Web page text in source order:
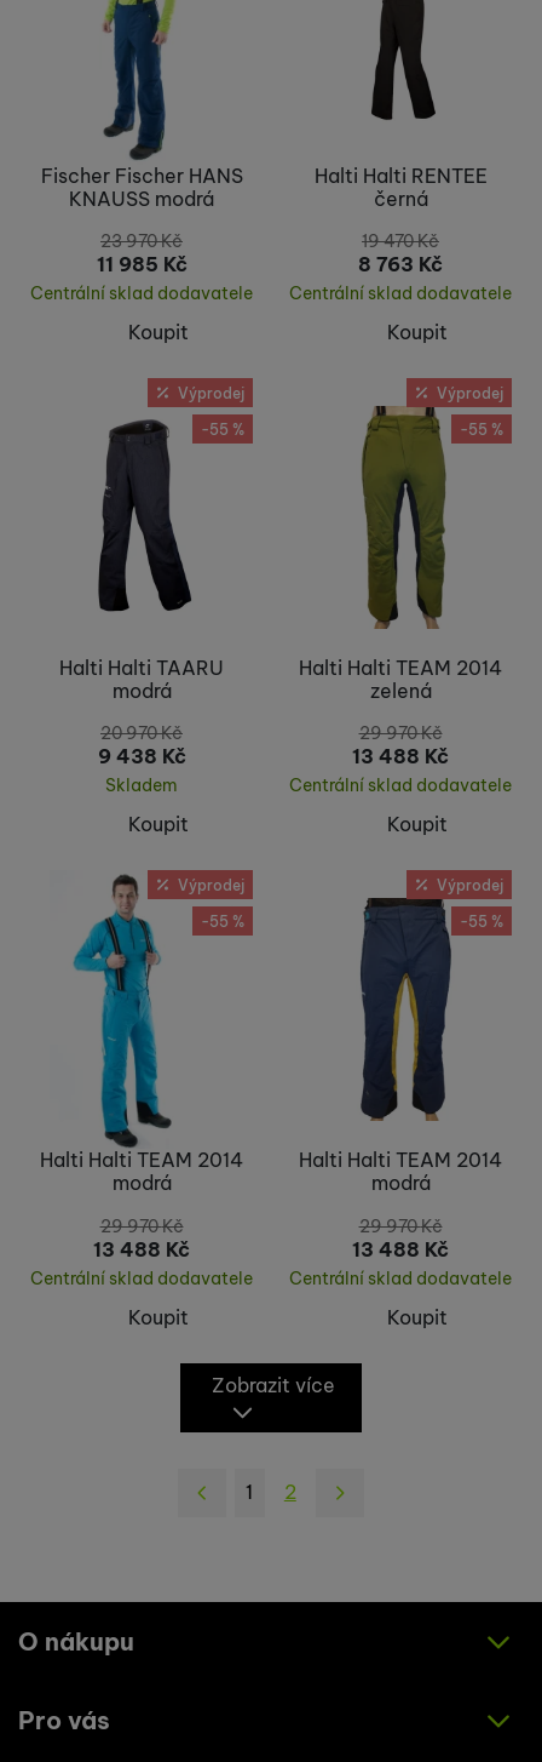
Fischer Fischer HANS
KNAUSS modrá
23 970Kč
11 985 Kč
Centrální sklad dodavatele
Koupit
Halti Halti RENTEE
černá
19 470Kč
8 763 Kč
Centrální sklad dodavatele
Koupit
Výprodej
-55 %
Halti Halti TAARU
modrá
20 970Kč
9 438 Kč
Skladem
Koupit
Výprodej
-55 %
Halti Halti TEAM 2014
zelená
29 970Kč
13 488 Kč
Centrální sklad dodavatele
Koupit
Výprodej
-55 %
Halti Halti TEAM 2014
modrá
29 970Kč
13 488 Kč
Centrální sklad dodavatele
Koupit
Výprodej
-55 %
Halti Halti TEAM 2014
modrá
29 970Kč
13 488 Kč
Centrální sklad dodavatele
Koupit
Zobrazit více
1 2
následující
O nákupu
Jak nakupovat
Pro vás